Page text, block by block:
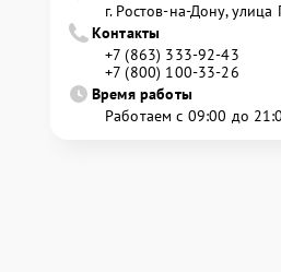
г. Ростов-на-Дону, улица
Контакты
+7 (863) 333-92-43
+7 (800) 100-33-26
Время работы
Работаем с 09:00 до